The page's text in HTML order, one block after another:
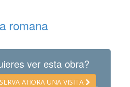
ahora
romana
ver esta obra?
AHORA UNA VISITA